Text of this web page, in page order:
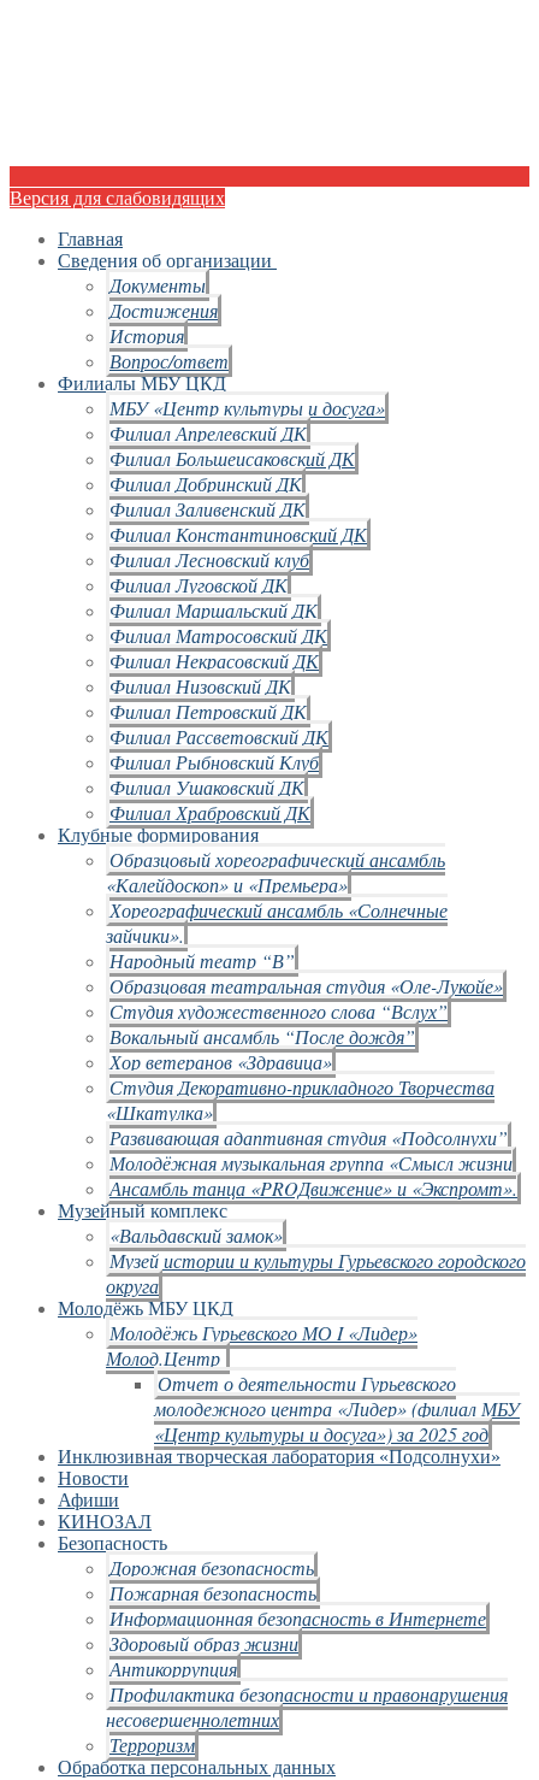
Версия для слабовидящих
Главная
Сведения об организации
Документы
Достижения
История
Вопрос/ответ
Филиалы МБУ ЦКД
МБУ «Центр культуры и досуга»
Филиал Апрелевский ДК
Филиал Большеисаковский ДК
Филиал Добринский ДК
Филиал Заливенский ДК
Филиал Константиновский ДК
Филиал Лесновский клуб
Филиал Луговской ДК
Филиал Маршальский ДК
Филиал Матросовский ДК
Филиал Некрасовский ДК
Филиал Низовский ДК
Филиал Петровский ДК
Филиал Рассветовский ДК
Филиал Рыбновский Клуб
Филиал Ушаковский ДК
Филиал Храбровский ДК
Клубные формирования
Образцовый хореографический ансамбль
«Калейдоскоп» и «Премьера»
Хореографический ансамбль «Солнечные
зайчики».
Народный театр “В”
Образцовая театральная студия «Оле-Лукойе»
Студия художественного слова “Вслух”
Вокальный ансамбль “После дождя”
Хор ветеранов «Здравица»
Студия Декоративно-прикладного Творчества
«Шкатулка»
Развивающая адаптивная студия «Подсолнухи”
Молодёжная музыкальная группа «Смысл жизни
Ансамбль танца «PROДвижение» и «Экспромт».
Музейный комплекс
«Вальдавский замок»
Музей истории и культуры Гурьевского городского
округа
Молодёжь МБУ ЦКД
Молодёжь Гурьевского МО I «Лидер»
Молод.Центр
Отчет о деятельности Гурьевского
молодежного центра «Лидер» (филиал МБУ
«Центр культуры и досуга») за 2025 год
Инклюзивная творческая лаборатория «Подсолнухи»
Новости
Афиши
КИНОЗАЛ
Безопасность
Дорожная безопасность
Пожарная безопасность
Информационная безопасность в Интернете
Здоровый образ жизни
Антикоррупция
Профилактика безопасности и правонарушения
несовершеннолетних
Терроризм
Обработка персональных данных